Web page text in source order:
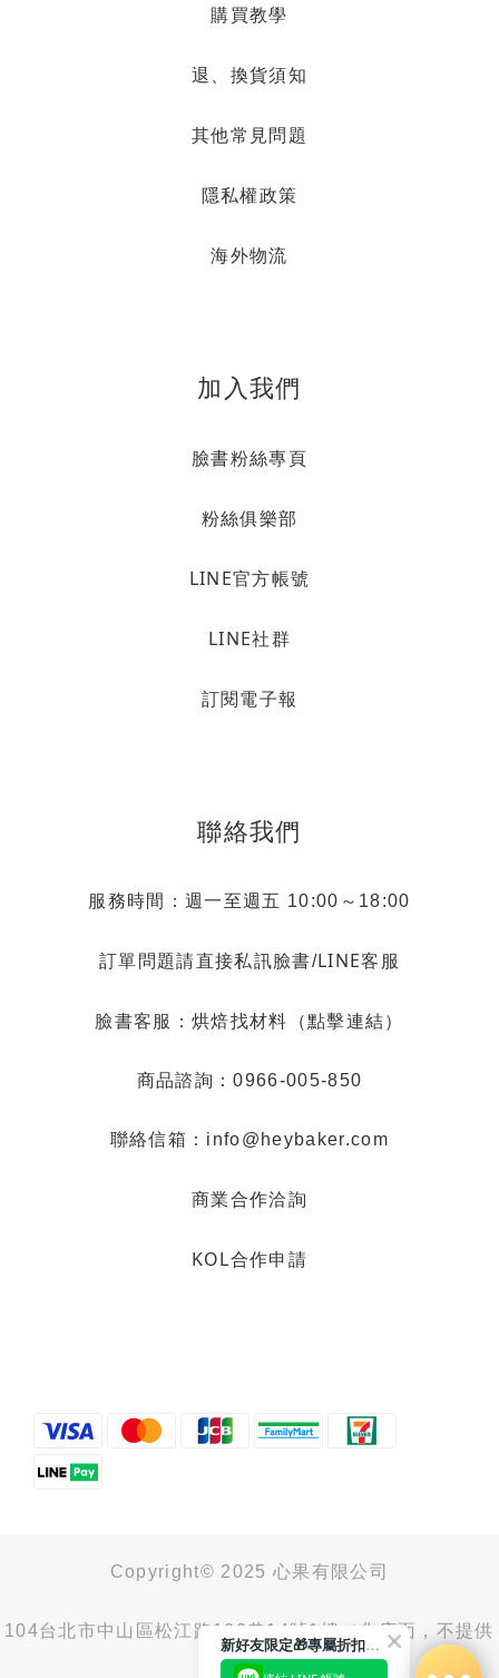
購買教學
退、換貨須知
其他常見問題
隱私權政策
海外物流
加入我們
臉書粉絲專頁
粉絲俱樂部
LINE官方帳號
LINE社群
訂閱電子報
聯絡我們
服務時間：週一至週五 10:00～18:00
訂單問題請直接私訊臉書/LINE客服
臉書客服： 烘焙找材料（點擊連結）
商品諮詢：0966-005-850
聯絡信箱：info@heybaker.com
商業合作洽詢
KOL合作申請
Copyright© 2025 心果有限公司
104台北市中山區松江路100巷14號1樓（非店面，不提供
取貨服務）
烘焙找材料
得到！
新好友限定🎁專屬折扣馬上領